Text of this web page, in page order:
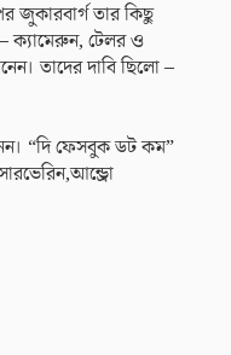
জুকারবার্গ তার কিছু
– ক্যামেরুন, টেলর ও
তাদের দাবি ছিলো –
“দি ফেসবুক ডট কম”